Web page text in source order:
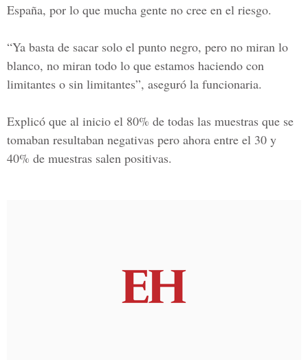
España, por lo que mucha gente no cree en el riesgo.
“Ya basta de sacar solo el punto negro, pero no miran lo
blanco, no miran todo lo que estamos haciendo con
limitantes o sin limitantes”, aseguró la funcionaria.
Explicó que al inicio el 80% de todas las muestras que se
tomaban resultaban negativas pero ahora entre el 30 y
40% de muestras salen positivas.